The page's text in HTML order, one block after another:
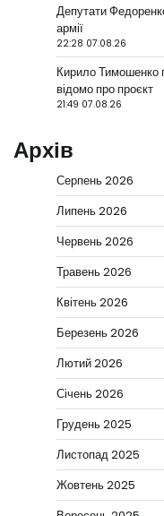
Депутати
армії
22:28 07.08.26
Кирило Тимошенко
відомо про проєкт
21:49 07.08.26
Архів
Серпень 2026
Липень 2026
Червень 2026
Травень 2026
Квітень 2026
Березень 2026
Лютий 2026
Січень 2026
Грудень 2025
Листопад 2025
Жовтень 2025